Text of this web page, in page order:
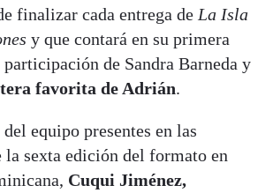
finalizar cada entrega de La Isla
y que contará en su primera
de Sandra Barneda y
favorita de Adrián.
equipo presentes en las
la sexta edición del formato en
Cuqui Jiménez,